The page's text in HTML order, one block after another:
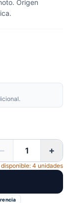
Origen
− +
4 unidades